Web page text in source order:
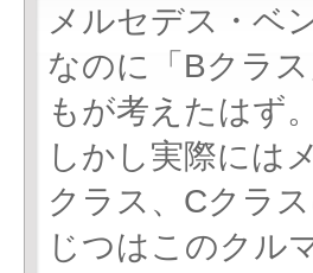
メルセデス・ベ
なのに「Bクラ
もが考えたはず。
しかし実際には
クラス、Cクラ
じつはこのクル